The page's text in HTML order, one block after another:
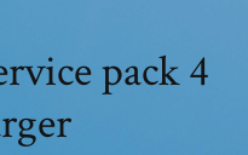
pack 4